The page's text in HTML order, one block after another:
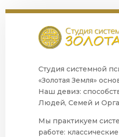
Студия системной
«Золотая Земля»
Наш девиз:
Людей, Семей и
Мы практикуем
работе: